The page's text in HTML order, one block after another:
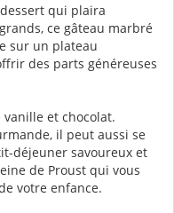
qui plaira
ce gâteau marbré
sur un plateau
des parts généreuses
et chocolat.
il peut aussi se
déjeuner savoureux et
de Proust qui vous
votre enfance.